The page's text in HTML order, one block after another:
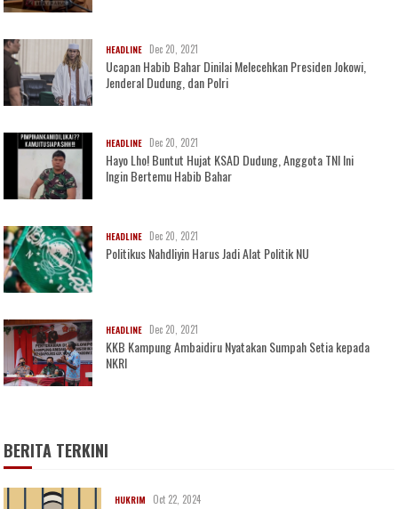
HEADLINE Dec 20, 2021
Ucapan Habib Bahar Dinilai Melecehkan Presiden Jokowi,
Jenderal Dudung, dan Polri
HEADLINE Dec 20, 2021
Hayo Lho! Buntut Hujat KSAD Dudung, Anggota TNI Ini
Ingin Bertemu Habib Bahar
HEADLINE Dec 20, 2021
Politikus Nahdliyin Harus Jadi Alat Politik NU
HEADLINE Dec 20, 2021
KKB Kampung Ambaidiru Nyatakan Sumpah Setia kepada
NKRI
BERITA TERKINI
HUKRIM Oct 22, 2024